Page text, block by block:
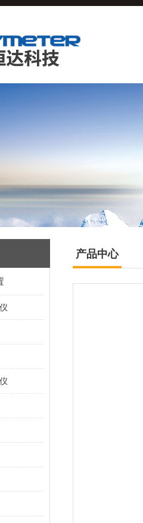
产品中心